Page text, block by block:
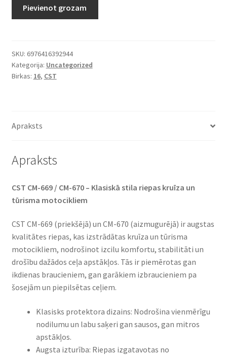
71H
CM-
670
Pievienot grozam
SKU: 6976416392944
Kategorija: Uncategorized
Birkas: 16, CST
Apraksts
Apraksts
CST CM-669 / CM-670 – Klasiskā stila riepas kruīza un
tūrisma motocikliem
CST CM-669 (priekšējā) un CM-670 (aizmugurējā) ir augstas
kvalitātes riepas, kas izstrādātas kruīza un tūrisma
motocikliem, nodrošinot izcilu komfortu, stabilitāti un
drošību dažādos ceļa apstākļos. Tās ir piemērotas gan
ikdienas braucieniem, gan garākiem izbraucieniem pa
šosejām un piepilsētas ceļiem.
Klasisks protektora dizains: Nodrošina vienmērīgu
nodilumu un labu saķeri gan sausos, gan mitros
apstākļos.
Augsta izturība: Riepas izgatavotas no